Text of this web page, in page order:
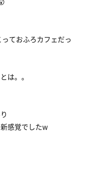
ておふろカフェだっ
は。。
感覚でしたw